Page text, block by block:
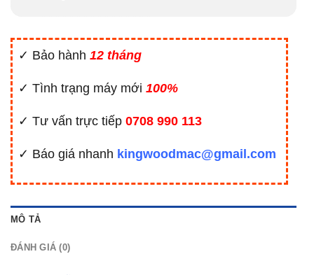
✓ Bảo hành 12 tháng
✓ Tình trạng máy mới 100%
✓ Tư vấn trực tiếp 0708 990 113
✓ Báo giá nhanh kingwoodmac@gmail.com
MÔ TẢ
ĐÁNH GIÁ (0)